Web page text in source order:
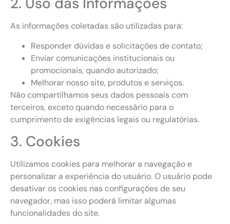
As informações coletadas são utilizadas para:
Responder dúvidas e solicitações de contato;
Enviar comunicações institucionais ou
promocionais, quando autorizado;
Melhorar nosso site, produtos e serviços.
Não compartilhamos seus dados pessoais com
terceiros, exceto quando necessário para o
cumprimento de exigências legais ou regulatórias.
3. Cookies
Utilizamos cookies para melhorar a navegação e
personalizar a experiência do usuário. O usuário pode
desativar os cookies nas configurações de seu
navegador, mas isso poderá limitar algumas
funcionalidades do site.